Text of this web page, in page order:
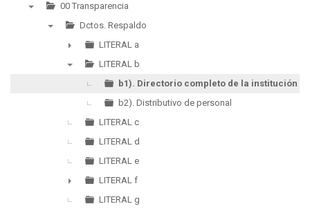
00 Transparencia
Dctos. Respaldo
►
LITERAL a
LITERAL b
b1). Directorio completo de la institución
b2). Distributivo de personal
LITERAL c
LITERAL d
LITERAL e
►
LITERAL f
LITERAL g